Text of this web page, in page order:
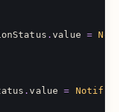
.value =
.value =